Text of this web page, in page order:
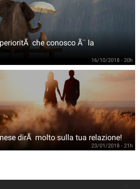
che conosco Ã¨ la
16/10/2018 - 20h
dirÃ molto sulla tua relazione!
23/01/2018 - 21h